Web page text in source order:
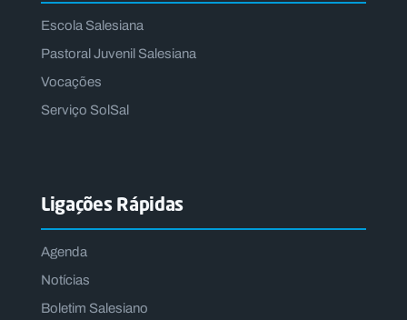
Escola Salesiana
Pastoral Juvenil Salesiana
Vocações
Serviço SolSal
Ligações Rápidas
Agenda
Notícias
Boletim Salesiano